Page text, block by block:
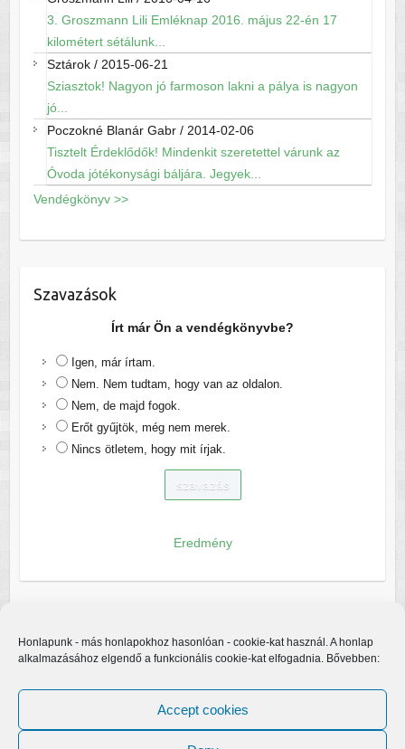
Honlapunk - más honlapokhoz hasonlóan - cookie-kat használ. A honlap
alkalmazásához elgendő a funkcionális cookie-kat elfogadnia. Bővebben:
Accept cookies
3. Groszmann Lili Emléknap 2016. május 22-én 17
kilométert sétálunk...
Sztárok/ 2015-06-21
Sziasztok! Nagyon jó farmoson lakni a pálya is nagyon
jó...
Poczokné Blanár Gabr/ 2014-02-06
Tisztelt Érdeklődők! Mindenkit szeretettel várunk az
Óvoda jótékonysági báljára. Jegyek...
Vendégkönyv >>
Szavazások
Írt már Ön a vendégkönyvbe?
Igen, már írtam.
Nem. Nem tudtam, hogy van az oldalon.
Nem, de majd fogok.
Erőt gyűjtök, még nem merek.
Nincs ötletem, hogy mit írjak.
Eredmény